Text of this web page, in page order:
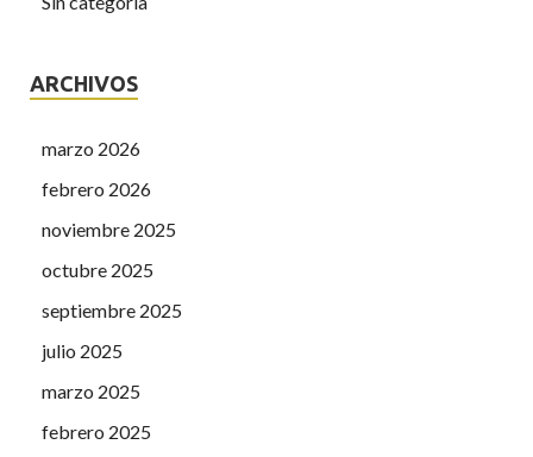
ARCHIVOS
marzo 2026
febrero 2026
noviembre 2025
octubre 2025
septiembre 2025
julio 2025
marzo 2025
febrero 2025